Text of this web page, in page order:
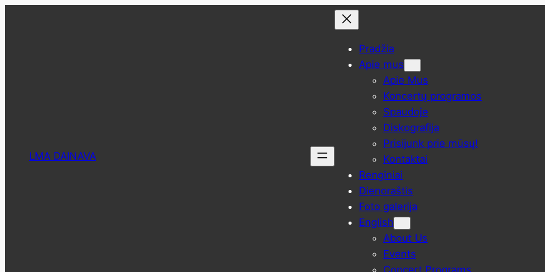
LMA DAINAVA
Pradžia
Apie mus
Apie Mus
Koncertų programos
Spaudoje
Diskografija
Prisijunk prie mūsų!
Kontaktai
Renginiai
Dienoraštis
Foto galerija
English
About Us
Events
Concert Programs